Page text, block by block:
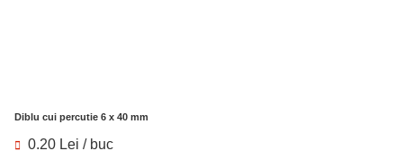
Diblu cui percutie 6 x 40 mm
0.20 Lei / buc